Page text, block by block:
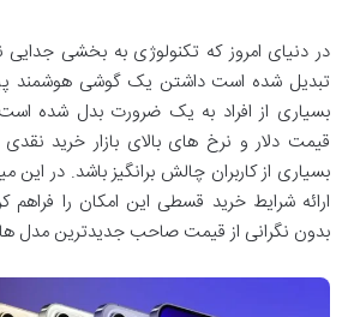
در دنیای امروز که تکنولوژی به بخشی جدایی
تبدیل شده است داشتن یک گوشی هوشمند
بسیاری از افراد به یک ضرورت بدل شده
قیمت دلار و نرخ های بالای بازار خرید
بسیاری از کاربران چالش برانگیز باشد. در این
ارائه شرایط خرید قسطی این امکان را فراهم
بدون نگرانی از قیمت صاحب جدیدترین مدل